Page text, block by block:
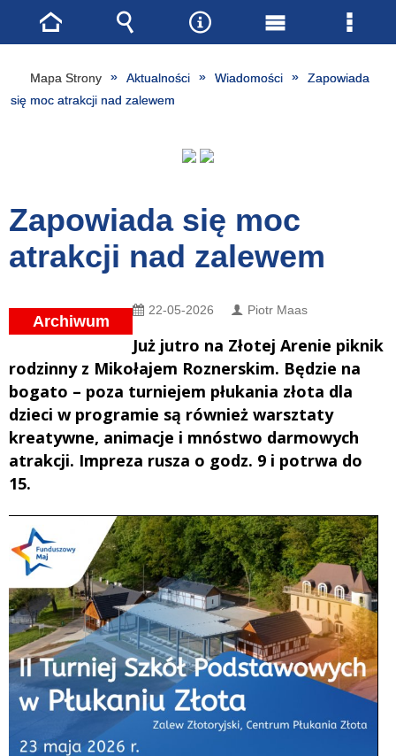
Mapa Strony Aktualności Wiadomości
Zapowiada
się moc atrakcji nad zalewem
Zapowiada się moc
atrakcji nad zalewem
Archiwum
22-05-2026 Piotr Maas
Już jutro na Złotej Arenie piknik
rodzinny z Mikołajem Roznerskim. Będzie na
bogato – poza turniejem płukania złota dla
dzieci w programie są również warsztaty
kreatywne, animacje i mnóstwo darmowych
atrakcji. Impreza rusza o godz. 9 i potrwa do
15.
Strona
główna
Wyszukiwarka
NarzędziaMenu
główne
Menu